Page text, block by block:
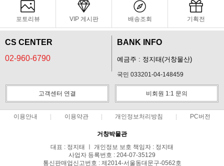
포토리뷰 VIP 게시판 배송조회 기획전
CS CENTER
02-960-6790
BANK INFO
예금주 : 정지태(거창물산)
국민 033201-04-148459
고객센터 연결 비회원 1:1 문의
이용안내 이용약관 개인정보처리방침 PC버전
거창박물관
대표 : 정지태 ㅣ 개인정보 보호 책임자 : 정지태
사업자 등록번호 : 204-07-35129
통신판매업신고번호 : 제2014-서울동대문구-0562호